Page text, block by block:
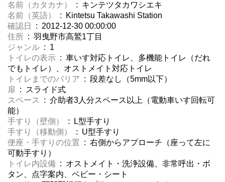
名前（カタカナ）
: キンテツタカワシエキ
名前（英語）
: Kintetsu Takawashi Station
確認日
: 2012-12-30 00:00:00
住所 : 羽曳野市高鷲1丁目
ジャンル : 1
トイレの表示 : 車いす対応トイレ、多機能トイレ（だれ
でもトイレ）、オストメイト対応トイレ
トイレまでのバリア : 段差なし（5mm以下）
扉 : スライド式
スペース
: 介助者3人分スペース以上（電動車いす回転可
能）
手すり（壁側）
: L型手すり
手すり（移動側）
: U型手すり
便座・手すりの位置 : 右側からアプローチ（座って左に
可動手すり）
トイレ内設備 : オストメイト・洗浄設備、非常呼出・ボ
タン、点字案内、ベビー・シート